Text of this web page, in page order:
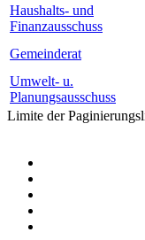
Haushalts- und
Finanzausschuss
Gemeinderat
Umwelt- u.
Planungsausschuss
Limite der